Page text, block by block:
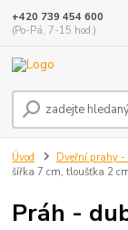
+420 739 454 600
(Po-Pá, 7-15 hod.)
Úvod Dveřní prahy -
šířka 7 cm, tloušťka 2
Práh -